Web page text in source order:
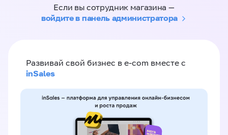
Если вы сотрудник магазина —
войдите в панель администратора
Развивай свой бизнес в e-com вместе с
inSales